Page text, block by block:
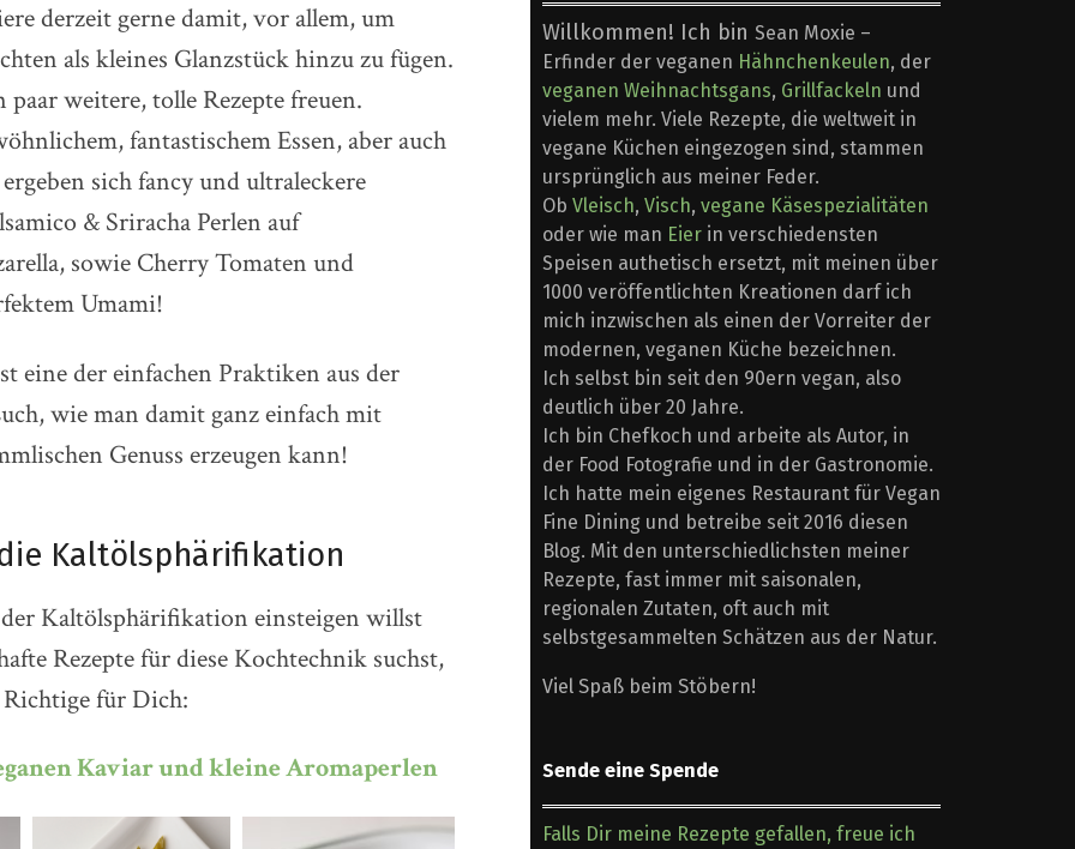
derzeit gerne damit, vor allem, um
als kleines Glanzstück hinzu zu fügen.
weitere, tolle Rezepte freuen.
fantastischem Essen, aber auch
sich fancy und ultraleckere
& Sriracha Perlen auf
sowie Cherry Tomaten und
Umami!
der einfachen Praktiken aus der
wie man damit ganz einfach mit
Genuss erzeugen kann!
Kaltölsphärifikation
Kaltölsphärifikation einsteigen willst
Rezepte für diese Kochtechnik suchst,
für Dich:
Kaviar und kleine Aromaperlen
Willkommen! Ich bin Sean Moxie –
Erfinder der veganen Hähnchenkeulen, der
veganen Weihnachtsgans, Grillfackeln und
vielem mehr. Viele Rezepte, die weltweit in
vegane Küchen eingezogen sind, stammen
ursprünglich aus meiner Feder.
Ob Vleisch, Visch, vegane Käsespezialitäten
oder wie man Eier in verschiedensten
Speisen authetisch ersetzt, mit meinen über
1000 veröffentlichten Kreationen darf ich
mich inzwischen als einen der Vorreiter der
modernen, veganen Küche bezeichnen.
Ich selbst bin seit den 90ern vegan, also
deutlich über 20 Jahre.
Ich bin Chefkoch und arbeite als Autor, in
der Food Fotografie und in der Gastronomie.
Ich hatte mein eigenes Restaurant für Vegan
Fine Dining und betreibe seit 2016 diesen
Blog. Mit den unterschiedlichsten meiner
Rezepte, fast immer mit saisonalen,
regionalen Zutaten, oft auch mit
selbstgesammelten Schätzen aus der Natur.
Viel Spaß beim Stöbern!
Sende eine Spende
Falls Dir meine Rezepte gefallen, freue ich